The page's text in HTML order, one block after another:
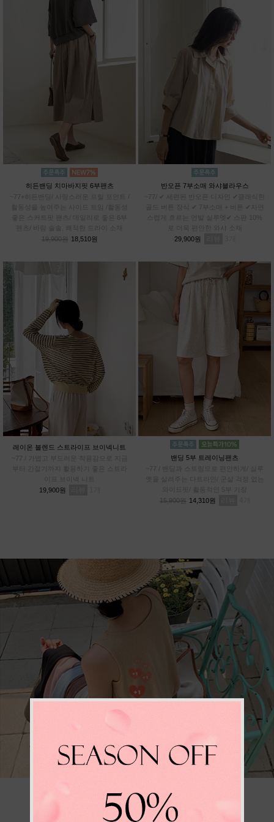
히든밴딩 치마바지핏 6부팬츠
~77+히든밴딩/ 사랑스러운 프릴 포인트 /
활동성을 높여주는 사이드 트임 /활동성
좋은 스커트핏 팬츠/ 데일리로 좋은 6부
팬츠/ 바람 솔솔, 쾌적한 드라이 소재
19,900원
18,510원
반오픈 7부소매 와샤블라우스
~77/ ✔ 세련된 반오픈 디자인 ✔클래식한
골드 버튼 장식 ✔ 7부소매 + 버튼 ✔자연
스럽게 흐르는 언발 실루엣✔ 스판 10%
로 더욱 편안한 와샤 소재
29,900원
레이온 블렌드 스트라이프 브이넥니트
부터 간절기까지 활용하기 좋은 스트라
19,900원
밴딩 5부 트레이닝팬츠
~77 / 밴딩과 스트링으로 편안하게/ 실루
엣을 살려주는 다트라인/ 군살 걱정 없는
와이드핏/ 활동적인 5부 기장
15,900원 14,310원